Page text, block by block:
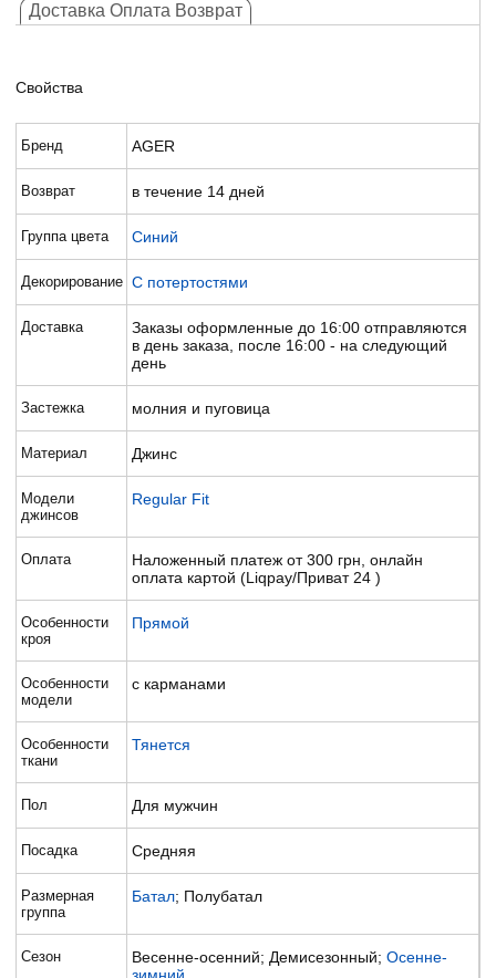
Доставка Оплата Возврат
Свойства
Бренд AGER
Возврат в течение 14 дней
Группа цвета Синий
Декорирование С потертостями
Доставка
Заказы оформленные до 16:00 отправляются
в день заказа, после 16:00 - на следующий
день
Застежка молния и пуговица
Материал Джинс
Модели
джинсов
Regular Fit
Оплата
Наложенный платеж от 300 грн, онлайн
оплата картой (Liqpay/Приват 24 )
Особенности
кроя
Прямой
Особенности
модели
с карманами
Особенности
ткани
Тянется
Пол Для мужчин
Посадка Средняя
Размерная
группа
Батал; Полубатал
Сезон Весенне-осенний; Демисезонный; Осенне-